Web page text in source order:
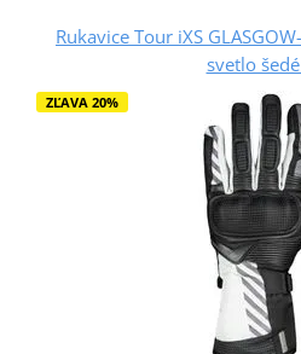
Rukavice Tour iXS
svetlo šedé
ZĽAVA 20%